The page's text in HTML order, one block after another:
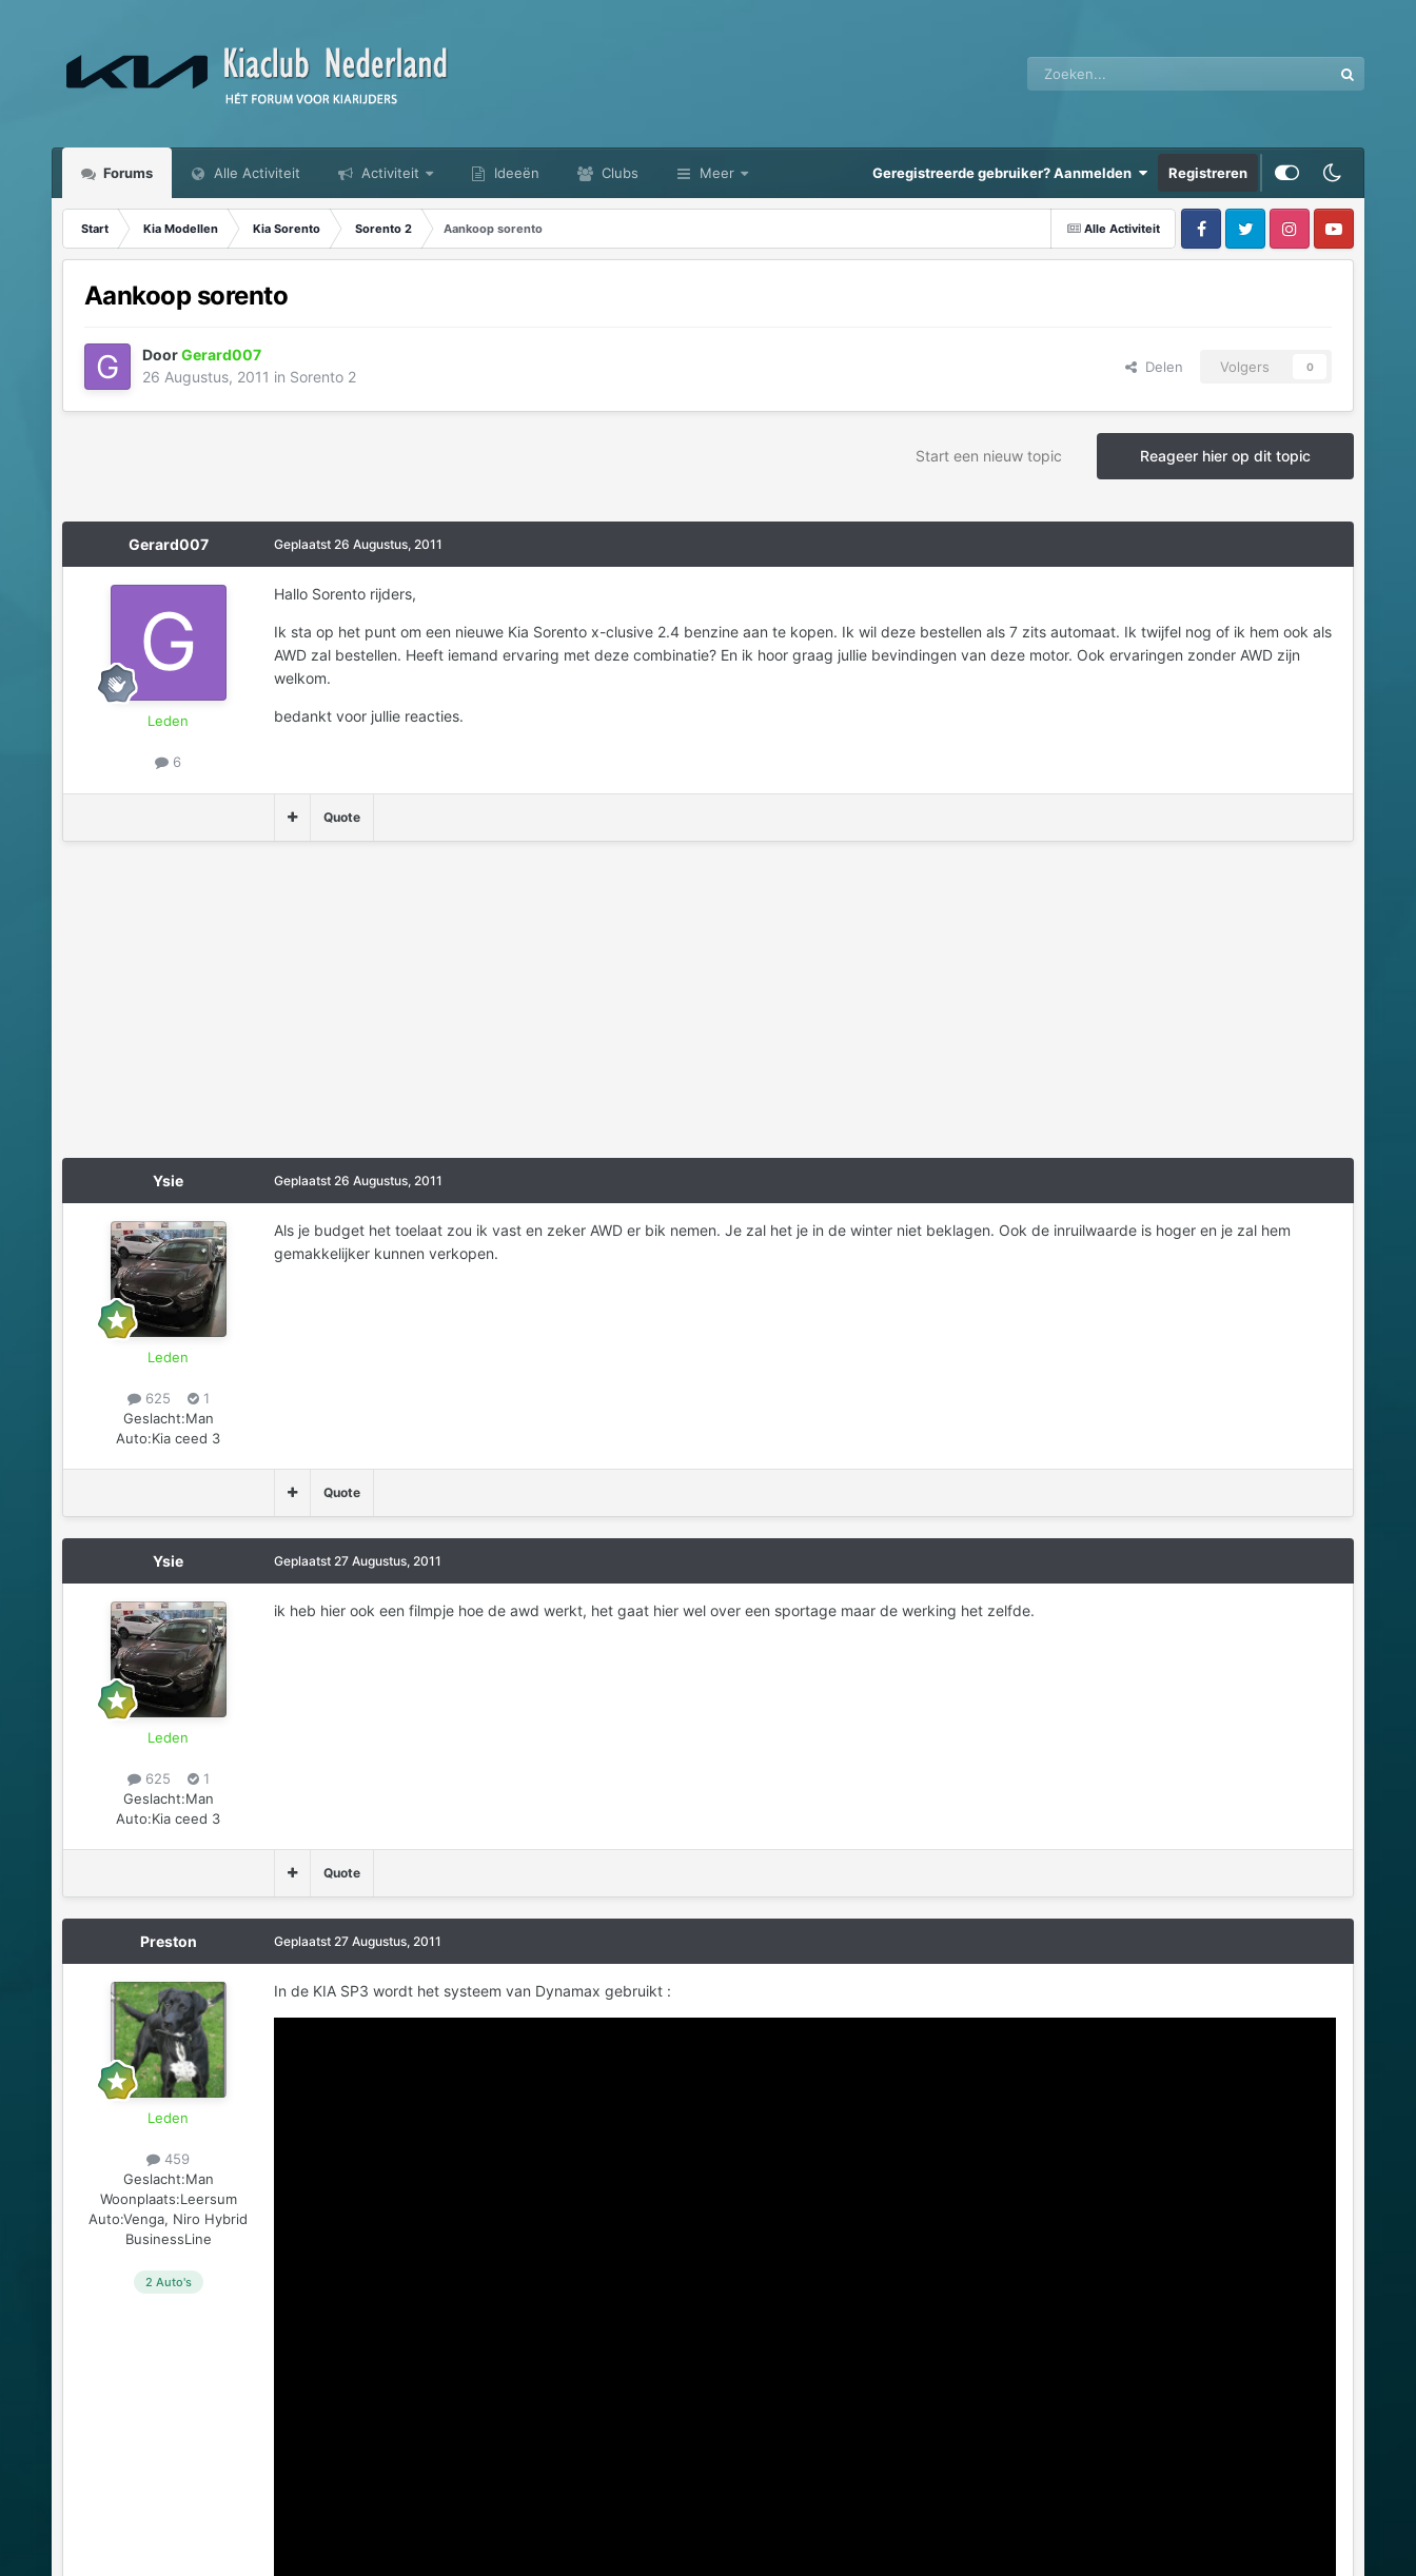
Forums Alle Activiteit Activiteit Ideeën Clubs Meer Geregistreerde gebruiker? Aanmelden Registreren
Alle Activiteit
Start Kia Modellen Kia Sorento Sorento 2 Aankoop sorento
Aankoop sorento
DoorGerard007
26 Augustus, 2011 in Sorento 2
Delen Volgers 0
Reageer hier op dit topic
Start een nieuw topic
Gerard007
Leden
6
Geplaatst 26 Augustus, 2011
Hallo Sorento rijders,
Ik sta op het punt om een nieuwe Kia Sorento x-clusive 2.4 benzine aan te kopen. Ik wil deze bestellen als 7 zits automaat. Ik twijfel nog of ik hem ook als
AWD zal bestellen. Heeft iemand ervaring met deze combinatie? En ik hoor graag jullie bevindingen van deze motor. Ook ervaringen zonder AWD zijn
welkom.
bedankt voor jullie reacties.
Quote
Ysie
Leden
625
1
Geslacht:Man
Auto:Kia ceed 3
Geplaatst 26 Augustus, 2011
Als je budget het toelaat zou ik vast en zeker AWD er bik nemen. Je zal het je in de winter niet beklagen. Ook de inruilwaarde is hoger en je zal hem
gemakkelijker kunnen verkopen.
Quote
Ysie
Leden
625
1
Geslacht:Man
Auto:Kia ceed 3
Geplaatst 27 Augustus, 2011
ik heb hier ook een filmpje hoe de awd werkt, het gaat hier wel over een sportage maar de werking het zelfde.
Quote
Preston
Leden
459
Geslacht:Man
Woonplaats:Leersum
Auto:Venga, Niro Hybrid
BusinessLine
2 Auto's
Geplaatst 27 Augustus, 2011
In de KIA SP3 wordt het systeem van Dynamax gebruikt :